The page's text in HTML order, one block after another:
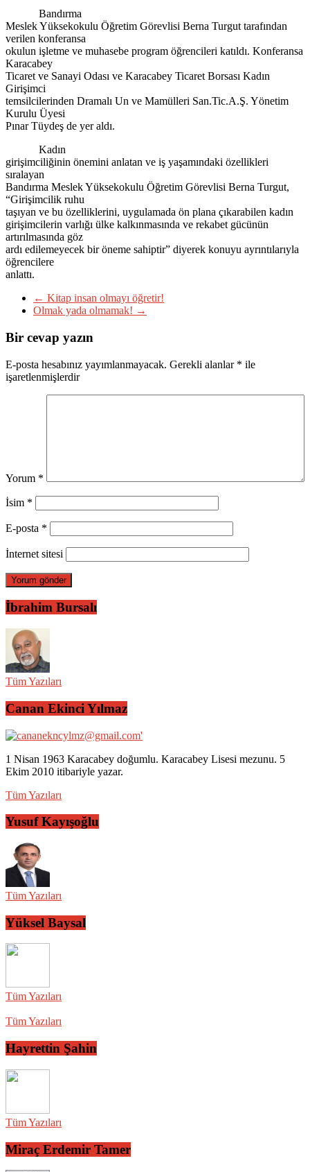
Bandırma
Meslek Yüksekokulu Öğretim Görevlisi Berna Turgut tarafından
verilen konferansa
okulun işletme ve muhasebe program öğrencileri katıldı. Konferansa
Karacabey
Ticaret ve Sanayi Odası ve Karacabey Ticaret Borsası Kadın
Girişimci
temsilcilerinden Dramalı Un ve Mamülleri San.Tic.A.Ş. Yönetim
Kurulu Üyesi
Pınar Tüydeş de yer aldı.
Kadın
girişimciliğinin önemini anlatan ve iş yaşamındaki özellikleri
sıralayan
Bandırma Meslek Yüksekokulu Öğretim Görevlisi Berna Turgut,
“Girişimcilik ruhu
taşıyan ve bu özelliklerini, uygulamada ön plana çıkarabilen kadın
girişimcilerin varlığı ülke kalkınmasında ve rekabet gücünün
artırılmasında göz
ardı edilemeyecek bir öneme sahiptir” diyerek konuyu ayrıntılarıyla
öğrencilere
anlattı.
← Kitap insan olmayı öğretir!
Olmak yada olmamak! →
Bir cevap yazın
E-posta hesabınız yayımlanmayacak. Gerekli alanlar * ile
işaretlenmişlerdir
Yorum *
İsim *
E-posta *
İnternet sitesi
İbrahim Bursalı
Tüm Yazıları
Canan Ekinci Yılmaz
1 Nisan 1963 Karacabey doğumlu. Karacabey Lisesi mezunu. 5
Ekim 2010 itibariyle yazar.
Tüm Yazıları
Yusuf Kayışoğlu
Tüm Yazıları
Yüksel Baysal
Tüm Yazıları
Tüm Yazıları
Hayrettin Şahin
Tüm Yazıları
Miraç Erdemir Tamer